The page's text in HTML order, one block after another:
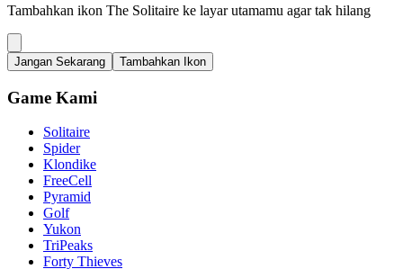
Tambahkan ikon The Solitaire ke layar utamamu agar tak hilang
Jangan Sekarang Tambahkan Ikon
Game Kami
Solitaire
Spider
Klondike
FreeCell
Pyramid
Golf
Yukon
TriPeaks
Forty Thieves